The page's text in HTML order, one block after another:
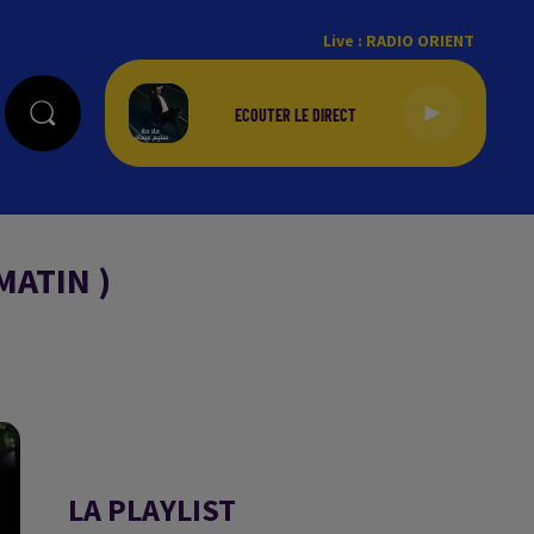
Live : RADIO ORIENT
)
LA PLAYLIST